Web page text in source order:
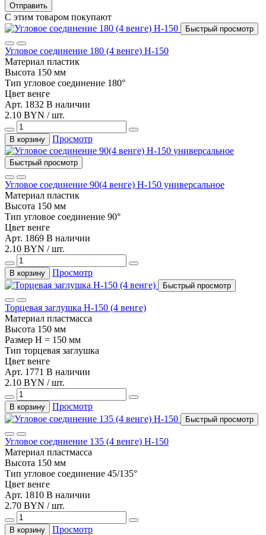
Отправить
С этим товаром покупают
Быстрый просмотр
Угловое соединение 180 (4 венге) Н-150
Материал пластик
Высота 150 мм
Тип угловое соединение 180°
Цвет венге
Арт. 1832 В наличии
2.10 BYN / шт.
В корзину Просмотр
Быстрый просмотр
Угловое соединение 90(4 венге) Н-150 универсальное
Материал пластик
Высота 150 мм
Тип угловое соединение 90°
Цвет венге
Арт. 1869 В наличии
2.10 BYN / шт.
В корзину Просмотр
Быстрый просмотр
Торцевая заглушка Н-150 (4 венге)
Материал пластмасса
Высота 150 мм
Размер H = 150 мм
Тип торцевая заглушка
Цвет венге
Арт. 1771 В наличии
2.10 BYN / шт.
В корзину Просмотр
Быстрый просмотр
Угловое соединение 135 (4 венге) Н-150
Материал пластмасса
Высота 150 мм
Тип угловое соединение 45/135°
Цвет венге
Арт. 1810 В наличии
2.70 BYN / шт.
В корзину
Просмотр